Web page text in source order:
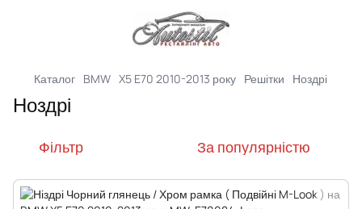
Каталог BMW X5 E70 2010-2013 року Решітки Ноздрі
Ноздрі
Фільтр За популярністю